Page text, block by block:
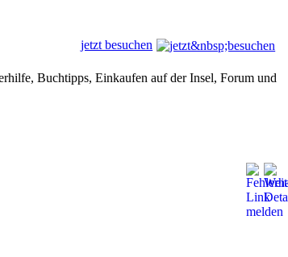
jetzt besuchen
Buchtipps, Einkaufen auf der Insel, Forum und